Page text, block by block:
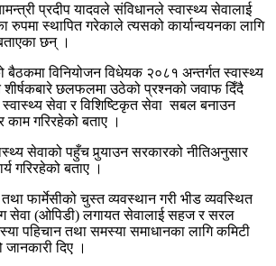
प्रदीप यादवले संविधानले स्वास्थ्य सेवालाई
रुपमा स्थापित गरेकाले त्यसको कार्यान्वयनका लागि
छन् ।
बैठकमा विनियोजन विधेयक २०८१ अन्तर्गत स्वास्थ्य
शीर्षकबारे छलफलमा उठेको प्रश्नको जवाफ दिँदै
सेवा र विशिष्टिकृत सेवा सबल बनाउन
काम गरिरहेको बताए ।
सेवाको पहुँच पुर्‍याउन सरकारको नीतिअनुसार
गरिरहेको बताए ।
फार्मेसीको चुस्त व्यवस्थान गरी भीड व्यवस्थित
सेवा (ओपिडी) लगायत सेवालाई सहज र सरल
पहिचान तथा समस्या समाधानका लागि कमिटी
दिए ।